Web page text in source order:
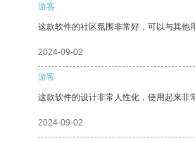
游客
这款软件的社区氛围非常好，可以与其他
2024-09-02
游客
这款软件的设计非常人性化，使用起来非
2024-09-02